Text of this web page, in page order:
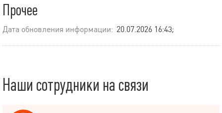
Прочее
Дата обновления информации: 20.07.2026 16:43;
Наши сотрудники на связи